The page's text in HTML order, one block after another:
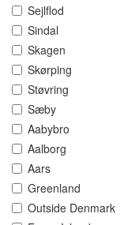
Sejlflod
Sindal
Skagen
Skørping
Støvring
Sæby
Aabybro
Aalborg
Aars
Greenland
Outside Denmark